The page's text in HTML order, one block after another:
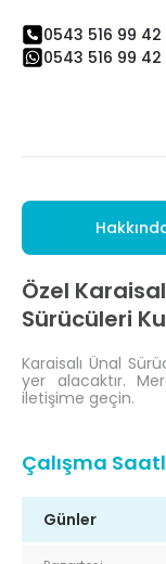
0543 516 99 42
0543 516 99 42
Özel
Sürücüleri
Karaisalı Ünal
yer alacaktır.
iletişime geçin.
Çalışma
Günler